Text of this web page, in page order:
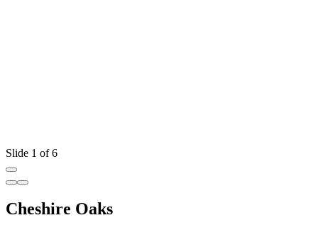
Slide 1 of 6
Cheshire Oaks